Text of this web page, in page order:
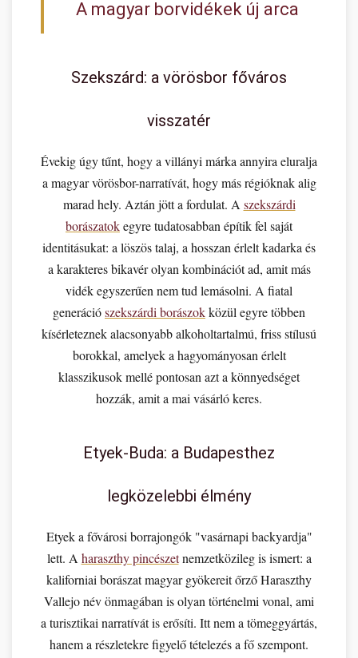
A magyar borvidékek új arca
Szekszárd: a vörösbor főváros
visszatér
Évekig úgy tűnt, hogy a villányi márka annyira eluralja
a magyar vörösbor-narratívát, hogy más régióknak alig
marad hely. Aztán jött a fordulat. A szekszárdi
borászatokegyre tudatosabban építik fel saját
identitásukat: a löszös talaj, a hosszan érlelt kadarka és
a karakteres bikavér olyan kombinációt ad, amit más
vidék egyszerűen nem tud lemásolni. A fiatal
generációszekszárdi borászokközül egyre többen
kísérleteznek alacsonyabb alkoholtartalmú, friss stílusú
borokkal, amelyek a hagyományosan érlelt
klasszikusok mellé pontosan azt a könnyedséget
hozzák, amit a mai vásárló keres.
Etyek-Buda: a Budapesthez
legközelebbi élmény
Etyek a fővárosi borrajongók "vasárnapi backyardja"
lett. A haraszthy pincészetnemzetközileg is ismert: a
kaliforniai borászat magyar gyökereit őrző Haraszthy
Vallejo név önmagában is olyan történelmi vonal, ami
a turisztikai narratívát is erősíti. Itt nem a tömeggyártás,
hanem a részletekre figyelő tételezés a fő szempont.